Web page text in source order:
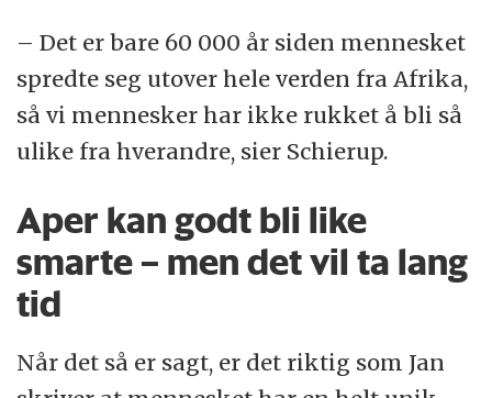
– Det er bare 60 000 år siden mennesket
spredte seg utover hele verden fra Afrika,
så vi mennesker har ikke rukket å bli så
ulike fra hverandre, sier Schierup.
Aper kan godt bli like
smarte – men det vil ta lang
tid
Når det så er sagt, er det riktig som Jan